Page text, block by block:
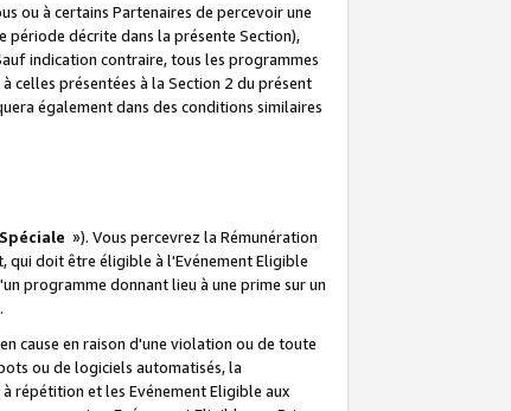
ou à certains Partenaires de percevoir une
décrite dans la présente Section),
indication contraire, tous les programmes
celles présentées à la Section 2 du présent
également dans des conditions similaires
»). Vous percevrez la Rémunération
qui doit être éligible à l'Evénement Eligible
programme donnant lieu à une prime sur un
cause en raison d'une violation ou de toute
ou de logiciels automatisés, la
répétition et les Evénement Eligible aux